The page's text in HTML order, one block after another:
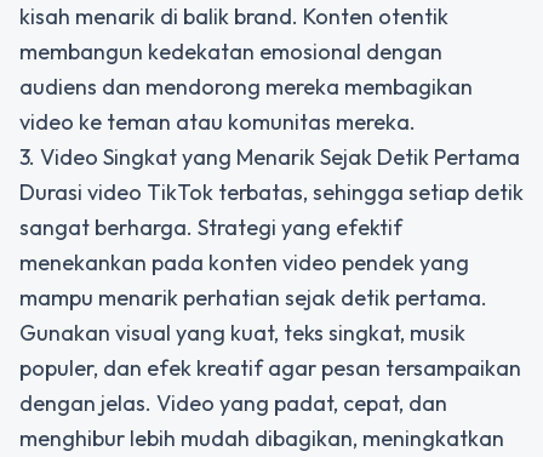
kisah menarik di balik brand. Konten otentik
membangun kedekatan emosional dengan
audiens dan mendorong mereka membagikan
video ke teman atau komunitas mereka.
3. Video Singkat yang Menarik Sejak Detik Pertama
Durasi video TikTok terbatas, sehingga setiap detik
sangat berharga. Strategi yang efektif
menekankan pada konten video pendekyang
mampu menarik perhatian sejak detik pertama.
Gunakan visual yang kuat, teks singkat, musik
populer, dan efek kreatif agar pesan tersampaikan
dengan jelas. Video yang padat, cepat, dan
menghibur lebih mudah dibagikan, meningkatkan